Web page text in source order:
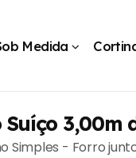
Medida
3,00m
- Forro